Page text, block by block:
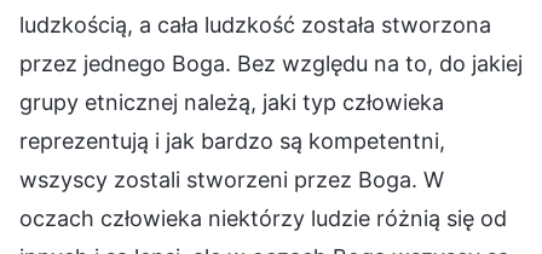
ludzkością, a cała ludzkość została stworzona
przez jednego Boga. Bez względu na to, do jakiej
grupy etnicznej należą, jaki typ człowieka
reprezentują i jak bardzo są kompetentni,
wszyscy zostali stworzeni przez Boga. W
oczach człowieka niektórzy ludzie różnią się od